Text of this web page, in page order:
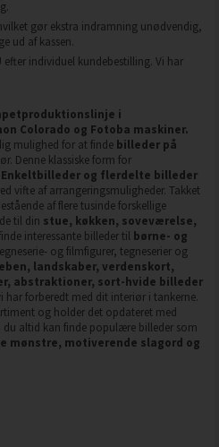
gør ekstra indramning unødvendig,
ud af kassen.
efter individuel kundebestilling. Vi har
i
Colorado og Fotoba maskiner.
mulighed for at finde billeder på
Denne klassiske form for
Enkeltbilleder og flerdelte billeder
vifte af arrangeringsmuligheder. Takket
af flere tusinde forskellige
til din stue, køkken, soveværelse,
interessante billeder til børne- og
og filmfigurer, tegneserier og
landskaber, verdenskort,
abstraktioner, sort-hvide billeder
forberedt med dit interiør i tankerne.
og holder det opdateret med
altid kan finde populære billeder som
mønstre, motiverende slagord og